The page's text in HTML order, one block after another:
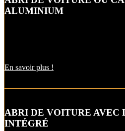
ALUMINIUM
En savoir plus !
ABRI DE VOITURE AVEC
INTÉGRÉ